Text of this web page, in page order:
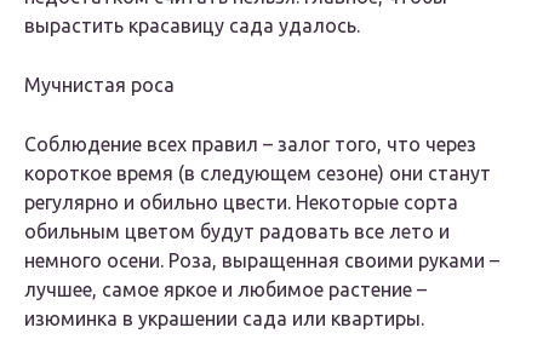
вырастить красавицу сада удалось.
Мучнистая роса
Соблюдение всех правил – залог того, что через
короткое время (в следующем сезоне) они станут
регулярно и обильно цвести. Некоторые сорта
обильным цветом будут радовать все лето и
немного осени. Роза, выращенная своими руками –
лучшее, самое яркое и любимое растение –
изюминка в украшении сада или квартиры.